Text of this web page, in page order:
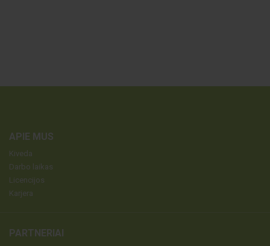
APIE MUS
Kiveda
Darbo laikas
Licencijos
Karjera
PARTNERIAI